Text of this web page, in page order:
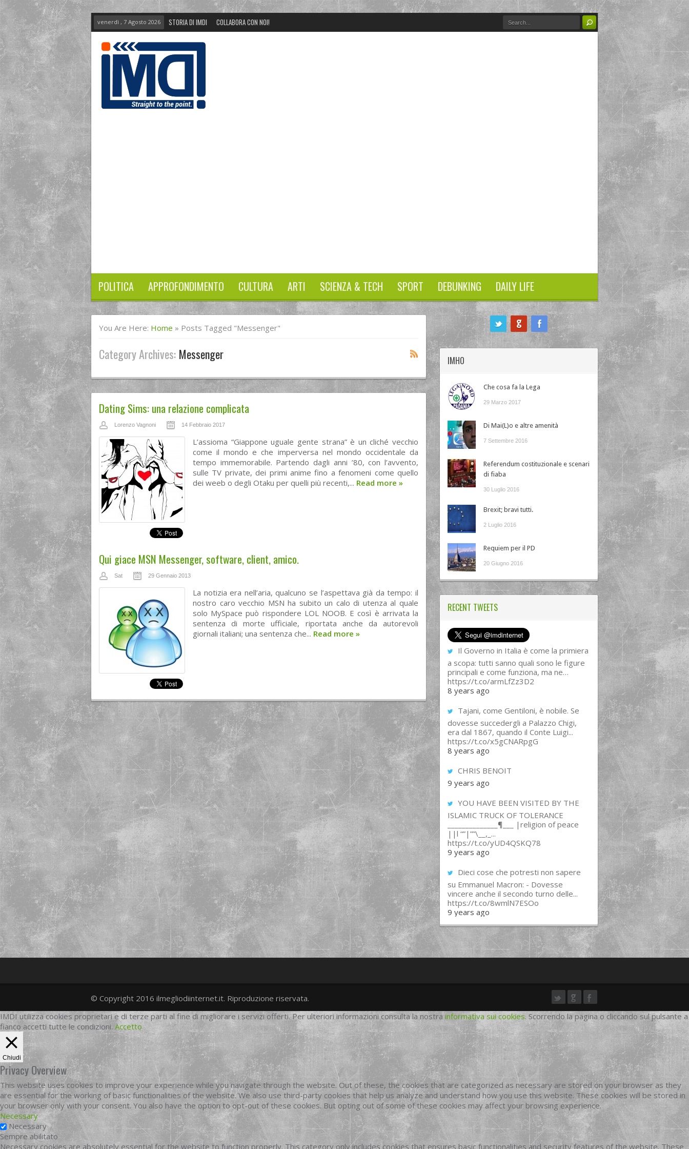
venerdì , 7 Agosto 2026 STORIA DI IMDI COLLABORA CON NOI!
POLITICA APPROFONDIMENTO CULTURA ARTI SCIENZA & TECH SPORT DEBUNKING DAILY LIFE
You Are Here: Home » Posts Tagged "messenger"
Category Archives: Messenger
Dating Sims: una relazione complicata
Lorenzo Vagnoni 14 Febbraio 2017
L’assioma “Giappone uguale gente strana” è un cliché vecchio
come il mondo e che imperversa nel mondo occidentale da
tempo immemorabile. Partendo dagli anni ’80, con l’avvento,
sulle TV private, dei primi anime fino a fenomeni come quello
dei weeb o degli Otaku per quelli più recenti,... Read more »
Qui giace MSN Messenger, software, client, amico.
Sat 29 Gennaio 2013
La notizia era nell’aria, qualcuno se l’aspettava già da tempo: il
nostro caro vecchio MSN ha subito un calo di utenza al quale
solo MySpace può rispondere LOL NOOB. E così è arrivata la
sentenza di morte ufficiale, riportata anche da autorevoli
giornali italiani; una sentenza che... Read more »
IMHO
Che cosa fa la Lega
29 Marzo 2017
Di Mai(L)o e altre amenità
7 Settembre 2016
Referendum costituzionale e scenari
di fiaba
30 Luglio 2016
Brexit; bravi tutti.
2 Luglio 2016
Requiem per il PD
20 Giugno 2016
RECENT TWEETS
Il Governo in Italia è come la primiera
a scopa: tutti sanno quali sono le figure
principali e come funziona, ma ne…
https://t.co/armLfZz3D2
8 years ago
Tajani, come Gentiloni, è nobile. Se
dovesse succedergli a Palazzo Chigi,
era dal 1867, quando il Conte Luigi...
https://t.co/x5gCNARpgG
8 years ago
CHRIS BENOIT
9 years ago
YOU HAVE BEEN VISITED BY THE
ISLAMIC TRUCK OF TOLERANCE
______________¶___ |religion of peace
||l “”|””\__,_...
https://t.co/yUD4QSKQ78
9 years ago
Dieci cose che potresti non sapere
su Emmanuel Macron: - Dovesse
vincere anche il secondo turno delle...
https://t.co/8wmlN7ESOo
9 years ago
twittergoogleplus
facebook
© Copyright 2016 ilmegliodiinternet.it. Riproduzione riservata.
IMDI utilizza cookies proprietari e di terze parti al fine di migliorare i servizi offerti. Per ulteriori informazioni consulta la nostra informativa sui cookies. Scorrendo la pagina o cliccando sul pulsante a
fianco accetti tutte le condizioni. Accetto
Chiudi
Privacy Overview
This website uses cookies to improve your experience while you navigate through the website. Out of these, the cookies that are categorized as necessary are stored on your browser as they
are essential for the working of basic functionalities of the website. We also use third-party cookies that help us analyze and understand how you use this website. These cookies will be stored in
your browser only with your consent. You also have the option to opt-out of these cookies. But opting out of some of these cookies may affect your browsing experience.
Necessary
Necessary
Sempre abilitato
Necessary cookies are absolutely essential for the website to function properly. This category only includes cookies that ensures basic functionalities and security features of the website. These